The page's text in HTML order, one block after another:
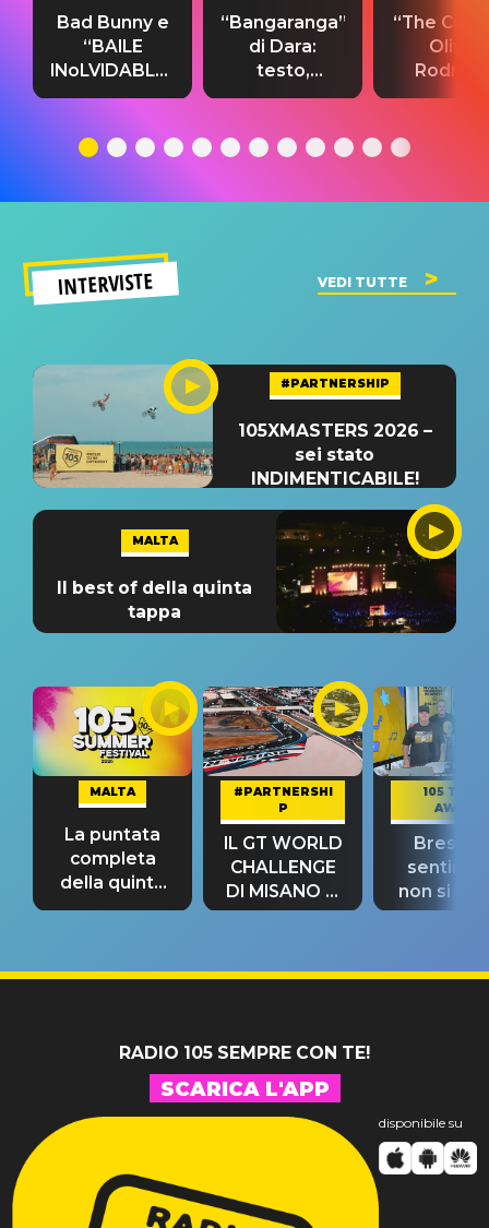
Bad Bunny e
“BAILE
INoLVIDABLE”:
testo,
significato
“Bangaranga”
di Dara:
testo,
traduzione e
del singolo
“The
Olivia
testo,
INTERVISTE VEDI TUTTE
#PARTNERSHIP
105XMASTERS 2026 –
sei stato
INDIMENTICABILE!
MALTA
Il best of della quinta
tappa
MALTA
La puntata
completa
della quinta
tappa
#PARTNERSHI
P
IL GT WORLD
CHALLENGE
DI MISANO si
riconferma
105 TAKE
AWAY
Bresh:
non si
fino alla
RADIO 105 SEMPRE CON TE!
SCARICA L'APP
disponibile su